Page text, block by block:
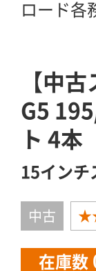
ロード各
【中
G5
ト 4本
15インチ
中古
在庫数